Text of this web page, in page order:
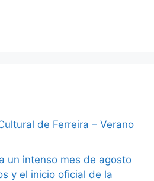
de Ferreira – Verano
un intenso mes de agosto
y el inicio oficial de la